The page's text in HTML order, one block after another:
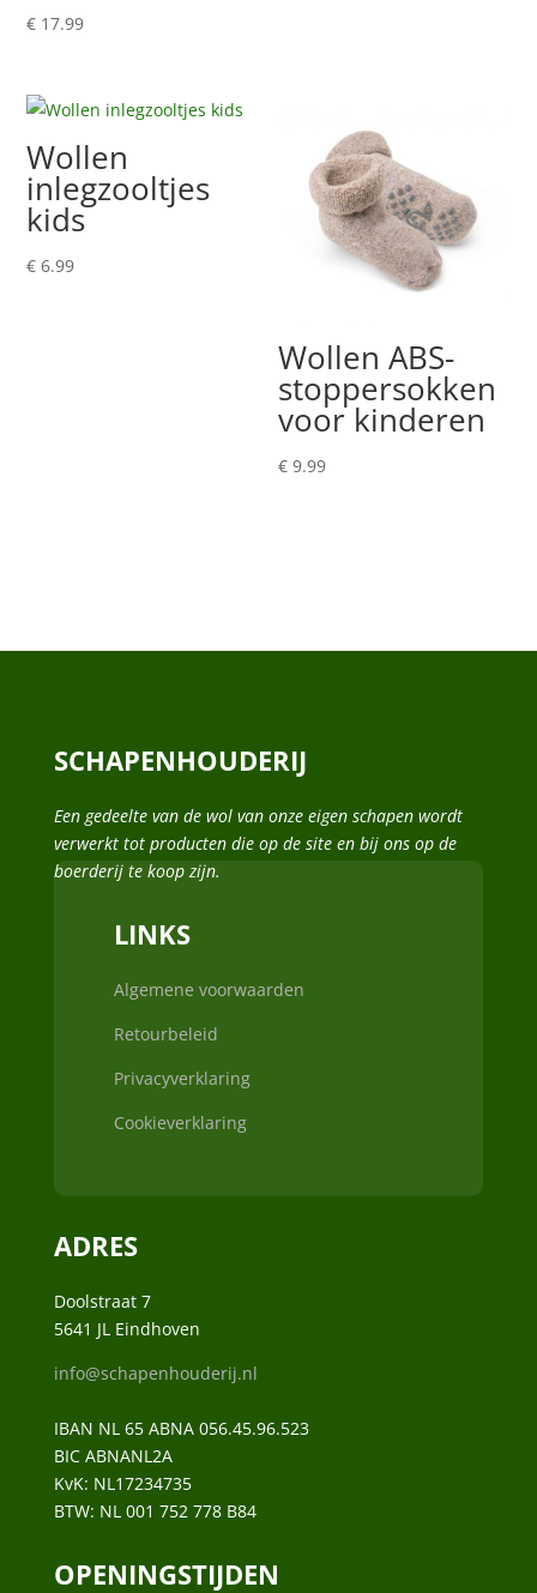
€ 17.99
Wollen
inlegzooltjes
kids
€ 6.99
Wollen ABS-
stoppersokken
voor kinderen
€ 9.99
SCHAPENHOUDERIJ
Een gedeelte van de wol van onze eigen schapen wordt
verwerkt tot producten die op de site en bij ons op de
boerderij te koop zijn.
LINKS
Algemene voorwaarden
Retourbeleid
Privacyverklaring
Cookieverklaring
ADRES
Doolstraat 7
5641 JL Eindhoven
info@schapenhouderij.nl
IBAN NL 65 ABNA 056.45.96.523
BIC ABNANL2A
KvK: NL17234735
BTW: NL 001 752 778 B84
OPENINGSTIJDEN